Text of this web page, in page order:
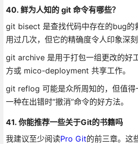
40. 鲜为人知的 git 命令有哪些？
git bisect 是查找代码中存在的bug的
用过几次，但它的精确度令人印象深
git archive 是用于打包一组更改的好
方或 mico-deployment 共享工作。
git reflog 可能是众所周知的，但值得
一种在出错时“撤消”命令的好方法。
41. 你能推荐一些关于Git的书籍吗
我建议至少阅读Pro Git的前三章。这